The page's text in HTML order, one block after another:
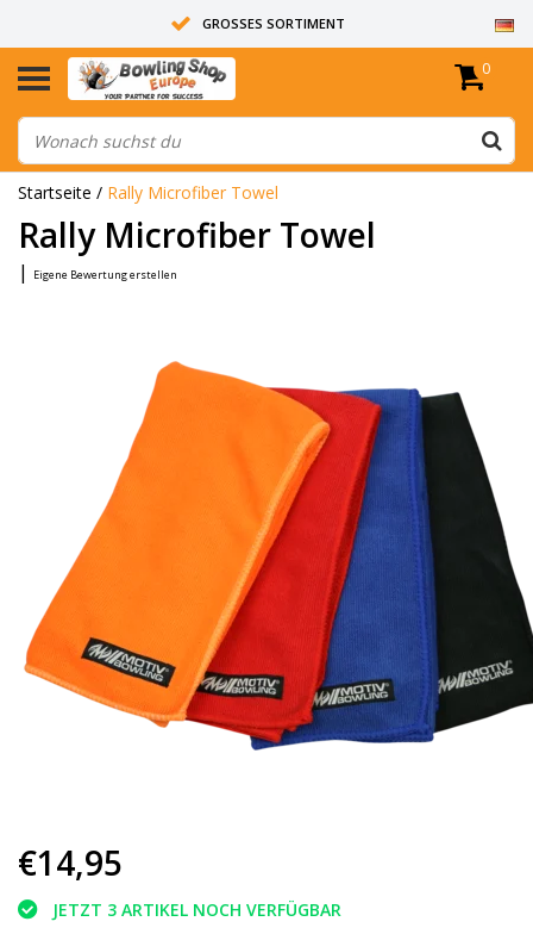
GROSSES SORTIMENT
14 TAGE RÜCKGABERECHT
ALLE BOWLINGKUGELN SIND UNGEBOHRT
0
Startseite / Rally Microfiber Towel
Rally Microfiber Towel
| Eigene Bewertung erstellen
€14,95
JETZT 3 ARTIKEL NOCH VERFÜGBAR